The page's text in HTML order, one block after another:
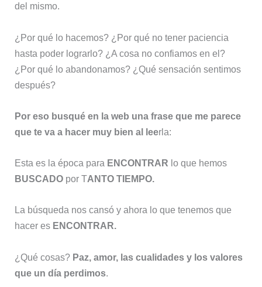
del mismo.
¿Por qué lo hacemos? ¿Por qué no tener paciencia
hasta poder lograrlo? ¿A cosa no confiamos en el?
¿Por qué lo abandonamos? ¿Qué sensación sentimos
después?
Por eso busqué en la web una frase que me parece
que te va a hacer muy bien al leerla:
Esta es la época para ENCONTRAR lo que hemos
BUSCADO por TANTO TIEMPO.
La búsqueda nos cansó y ahora lo que tenemos que
hacer es ENCONTRAR.
¿Qué cosas? Paz, amor, las cualidades y los valores
que un día perdimos